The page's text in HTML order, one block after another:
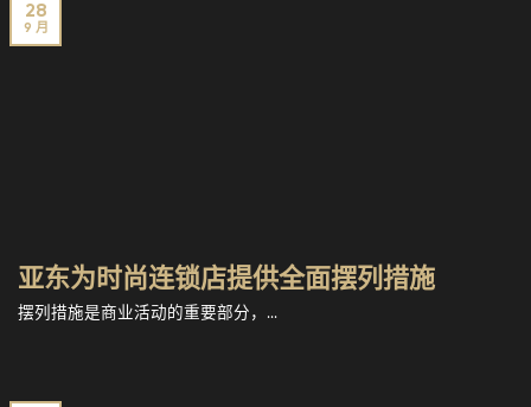
亚东为时尚连锁店提供全面摆列措施
摆列措施是商业活动的重要部分，...
28
9 月